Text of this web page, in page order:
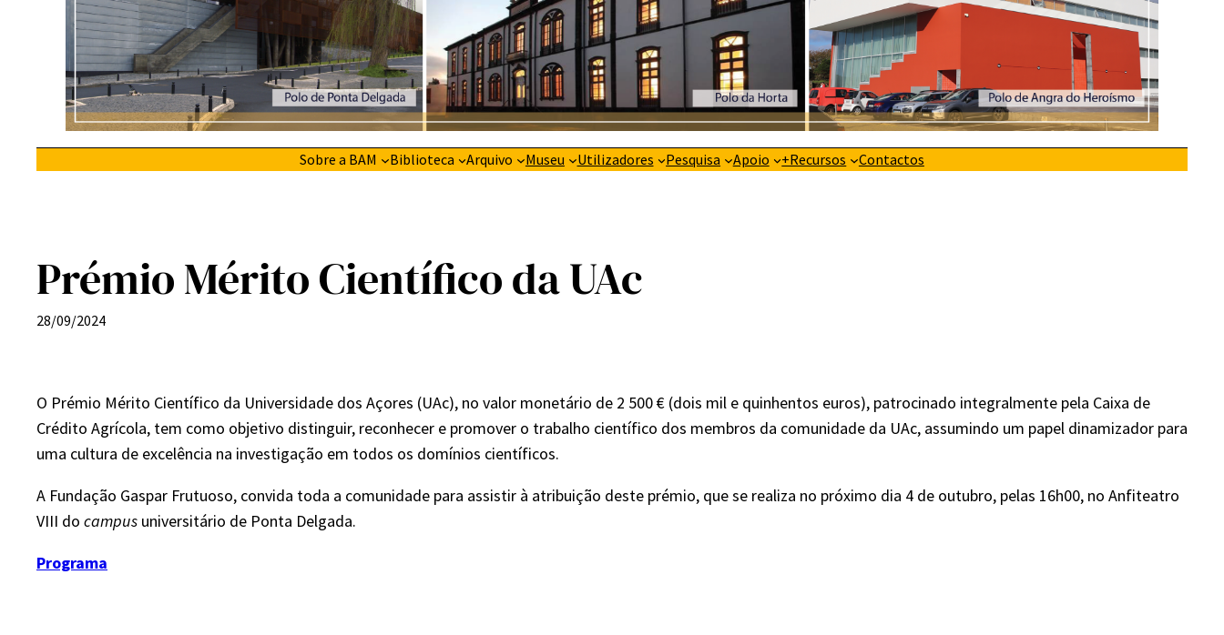
Sobre a BAM Biblioteca Arquivo Museu Utilizadores Pesquisa Apoio +Recursos Contactos
Prémio Mérito Científico da UAc
28/09/2024
O Prémio Mérito Científico da Universidade dos Açores (UAc), no valor monetário de 2 500 € (dois mil e quinhentos euros), patrocinado integralmente pela Caixa de
Crédito Agrícola, tem como objetivo distinguir, reconhecer e promover o trabalho científico dos membros da comunidade da UAc, assumindo um papel dinamizador para
uma cultura de excelência na investigação em todos os domínios científicos.
A Fundação Gaspar Frutuoso, convida toda a comunidade para assistir à atribuição deste prémio, que se realiza no próximo dia 4 de outubro, pelas 16h00, no Anfiteatro
VIII do campus universitário de Ponta Delgada.
Programa